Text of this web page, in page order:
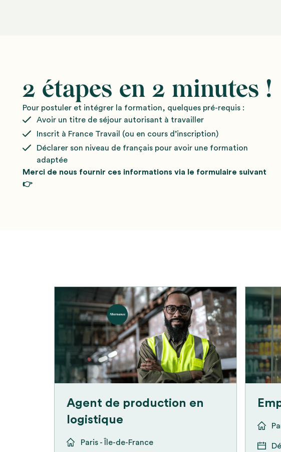
2 étapes en 2 minutes !
Pour postuler et intégrer la formation, quelques pré-requis :
Avoir un titre de séjour autorisant à travailler
Inscrit à France Travail (ou en cours d’inscription)
Déclarer son niveau de français pour avoir une formation
adaptée
Merci de nous fournir ces informations via le formulaire suivant
👉
Agent de production en
logistique
Paris - Île-de-France